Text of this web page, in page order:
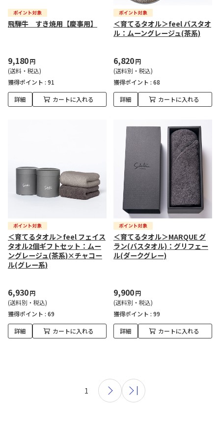
飛騨牛 すき焼用【慶事用】
9,180円
(送料・税込)
獲得ポイント : 91
詳細 カートに入れる
＜育てるタオル＞feel バスタオ
ル：ムーングレージュ(茶系)
6,820円
(送料別・税込)
獲得ポイント : 68
詳細 カートに入れる
＜育てるタオル＞feel フェイス
タオル2個ギフトセット：ムー
ングレージュ(茶系)×チャコー
ル(グレー系)
6,930円
(送料別・税込)
獲得ポイント : 69
詳細 カートに入れる
＜育てるタオル＞MARQUE グ
ラン(バスタオル)：グリフェー
ル(ダークグレー)
9,900円
(送料別・税込)
獲得ポイント : 99
詳細 カートに入れる
1